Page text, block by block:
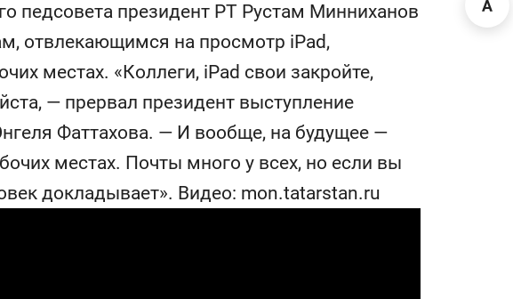
педсовета президент РТ Рустам Минниханов
отвлекающимся на просмотр iPad,
местах. «Коллеги, iPad свои закройте,
— прервал президент выступление
Фаттахова. — И вообще, на будущее —
местах. Почты много у всех, но если вы
докладывает». Видео: mon.tatarstan.ru
Рекомендуем
150 камер до квартиры и Face
ID вместо ключа: какой будет
безопасность в ЖК «Нова»
Рекомендуем
Опыт выживания в дикой
природе, работа
с ментальным и физическим